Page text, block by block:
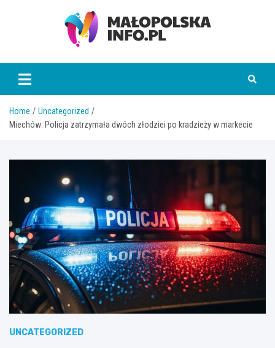
Małopolska Info
Home
Uncategorized
Miechów: Policja zatrzymała dwóch złodziei po kradzieży w markecie
UNCATEGORIZED